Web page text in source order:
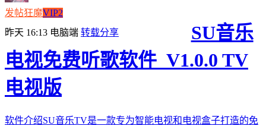
发帖狂魔VIP2
昨天 16:13 电脑端 转载分享
SU音乐
电视免费听歌软件_V1.0.0 TV
电视版
软件介绍SU音乐TV是一款专为智能电视和电视盒子打造的免